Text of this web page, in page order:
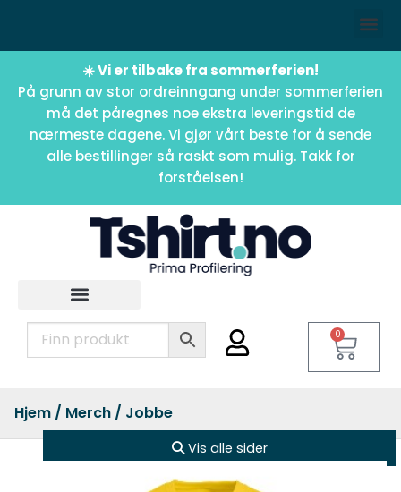
☀️ Vi er tilbake fra sommerferien!
På grunn av stor ordreinngang under sommerferien
må det påregnes noe ekstra leveringstid de
nærmeste dagene. Vi gjør vårt beste for å sende
alle bestillinger så raskt som mulig. Takk for
forståelsen!
0
Hjem / Merch / Jobbe
Vis alle sider